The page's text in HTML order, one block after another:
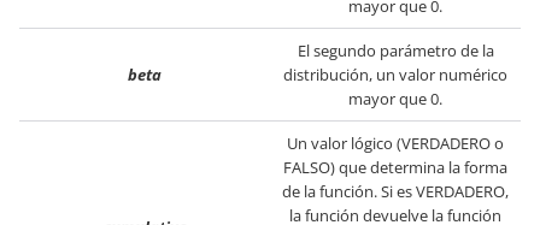
mayor que 0.
beta
El segundo parámetro de la
distribución, un valor numérico
mayor que 0.
Un valor lógico (VERDADERO o
FALSO) que determina la forma
de la función. Si es VERDADERO,
la función devuelve la función